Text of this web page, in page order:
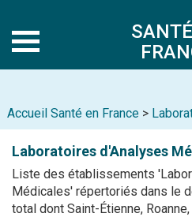
Accueil Santé en France >
Laboratoires d'Analyses
Liste des établissements
Médicales' répertoriés dans le
total dont Saint-Étienne,